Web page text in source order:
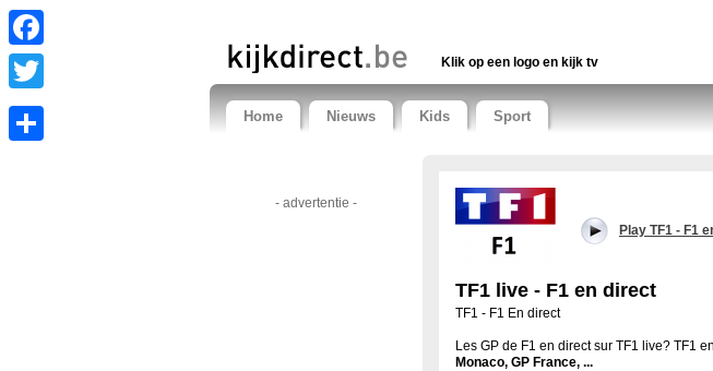
Facebook
Twitter
Klik op een logo en kijk tv
Home Nieuws Kids Sport
- advertentie -
Play TF1 - F1
TF1 live - F1 en direct
TF1 - F1 En direct
Les GP de F1 en direct sur TF1 live? TF1
Monaco, GP France, ...